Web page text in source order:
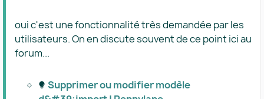
oui c'est une fonctionnalité très demandée par les
utilisateurs. On en discute souvent de ce point ici au
forum...
Supprimer ou modifier modèle